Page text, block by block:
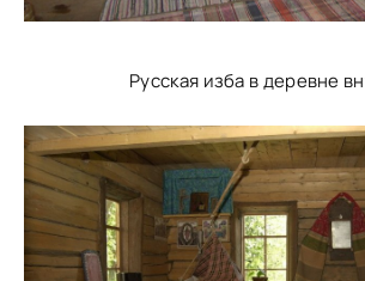
Русская изба в деревне